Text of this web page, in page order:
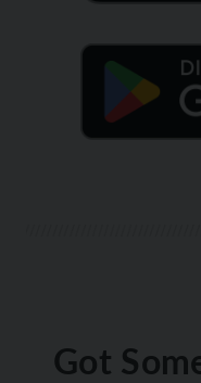
Got